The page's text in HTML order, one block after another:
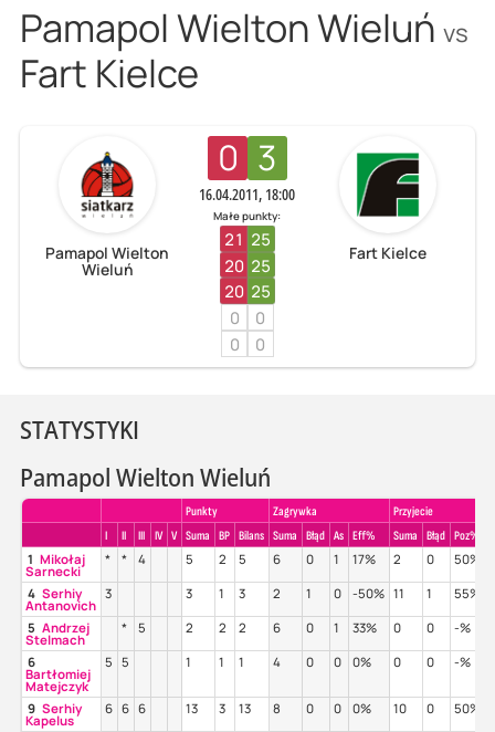
Pamapol Wielton Wieluń vs
Fart Kielce
Pamapol Wielton
Wieluń
0 3
16.04.2011, 18:00
Małe punkty:
21 25
20 25
20 25
0
0
0
0
Fart Kielce
STATYSTYKI
Pamapol Wielton Wieluń
Punkty Zagrywka
Przyjecie
I
II III IV V Suma BP Bilans Suma Błąd As Eff% Suma Błąd Poz%
1 Mikołaj
Sarnecki
* * 4 5 2 5 6 0 1 17% 2 0 50%
4 Serhiy
Antanovich
3 3 1 3 2 1 0 -50% 11 1 55%
5 Andrzej
Stelmach
* 5 2 2 2 6 0 1 33% 0 0 -%
6
Bartłomiej
Matejczyk
5 5 1 1 1 4 0 0 0% 0 0 -%
9 Serhiy
Kapelus
6 6 6 13 3 13 8 0 0 0% 10 0 50%